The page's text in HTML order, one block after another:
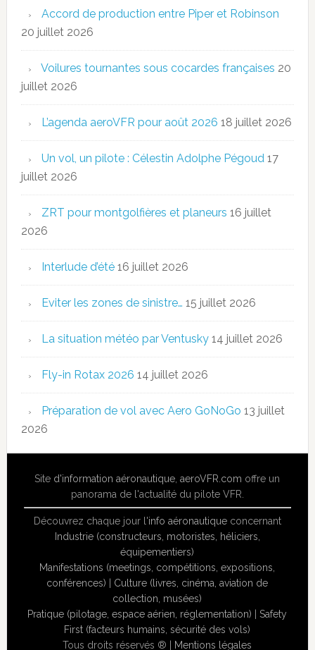
Accord de production entre Piper et Robinson
20 juillet 2026
Voilures tournantes sous cocardes françaises 20
juillet 2026
L’agenda aeroVFR pour août 2026 18 juillet 2026
Un vol, un pilote : Célestin Adolphe Pégoud 17
juillet 2026
ZRT pour montgolfières et planeurs 16 juillet
2026
Interlude d’été 16 juillet 2026
Eviter les zones de sinistre… 15 juillet 2026
La situation météo par Ventusky 14 juillet 2026
Fly-in Rotax 2026 14 juillet 2026
Préparation de vol avec Aero GoNoGo 13 juillet
2026
Site d'information aéronautique ,aeroVFR.com offre un
panorama de l'actualité du pilote VFR.
Découvrez chaque jour l'info aéronautiqueconcernant
Industrie (constructeurs, motoristes, héliciers,
équipementiers)
Manifestations (meetings, compétitions, expositions,
conférences)
Culture (livres, cinéma, aviation de
collection, musées)
Pratique (pilotage, espace aérien, réglementation) |Safety
First (facteurs humains, sécurité des vols)
Tous droits réservés ® | Mentions légales